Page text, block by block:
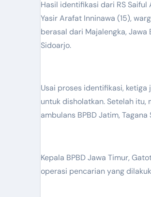
Hasil identifikasi dari RS
Yasir Arafat Inninawa (15),
berasal dari Majalengka, Jawa
Sidoarjo.
Usai proses identifikasi, ketiga
untuk disholatkan. Setelah
ambulans BPBD Jatim,
Kepala BPBD Jawa Timur,
operasi pencarian yang